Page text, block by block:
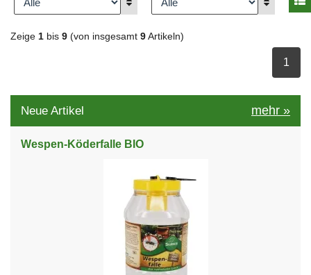
Zeige 1 bis 9 (von insgesamt 9 Artikeln)
1
Neue Artikel mehr »
Wespen-Köderfalle BIO